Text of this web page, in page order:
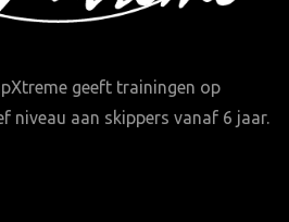
geeft trainingen op
niveau aan skippers vanaf 6 jaar.